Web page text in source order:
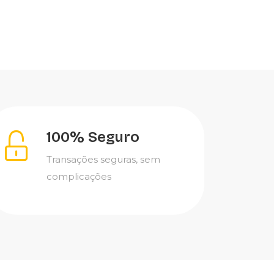
100% Seguro
Transações seguras, sem
complicações